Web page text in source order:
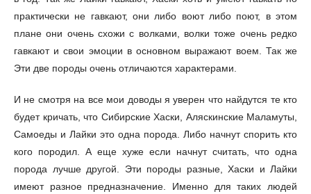
практически не гавкают, они либо воют либо поют, в этом
плане они очень схожи с волками, волки тоже очень редко
гавкают и свои эмоции в основном выражают воем. Так же
Эти две породы очень отличаются характерами.
И не смотря на все мои доводы я уверен что найдутся те кто
будет кричать, что Сибирские Хаски, Аляскинские Маламуты,
Самоеды и Лайки это одна порода. Либо начнут спорить кто
кого породил. А еще хуже если начнут считать, что одна
порода лучше другой. Эти породы разные, Хаски и Лайки
имеют разное предназначение. Именно для таких людей